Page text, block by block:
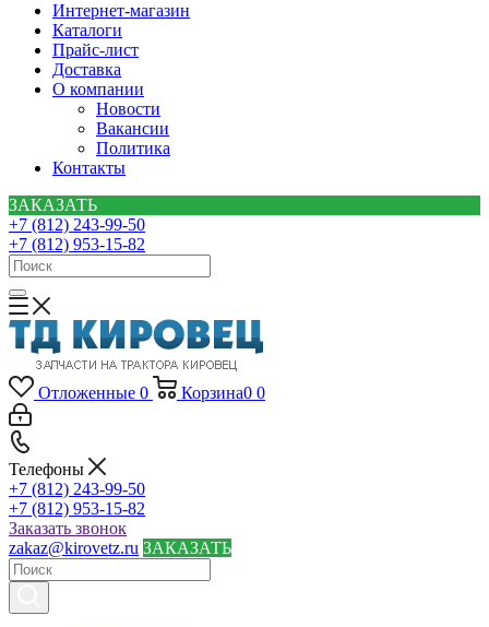
Интернет-магазин
Каталоги
Прайс-лист
Доставка
О компании
Новости
Вакансии
Политика
Контакты
ЗАКАЗАТЬ
+7 (812) 243-99-50
+7 (812) 953-15-82
Отложенные 0 Корзина0 0
Телефоны
+7 (812) 243-99-50
+7 (812) 953-15-82
Заказать звонок
zakaz@kirovetz.ru ЗАКАЗАТЬ